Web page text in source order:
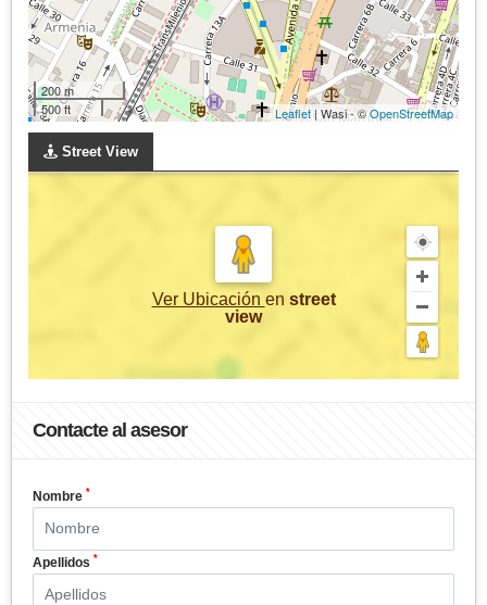
200 m
500 ft
Leaflet| Wasi - ©OpenStreetMap
Street View
Ver Ubicación en street
view
Contacte al asesor
Nombre *
Apellidos *